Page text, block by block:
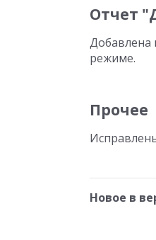
Отчет
Добавлена
режиме.
Прочее
Новое в